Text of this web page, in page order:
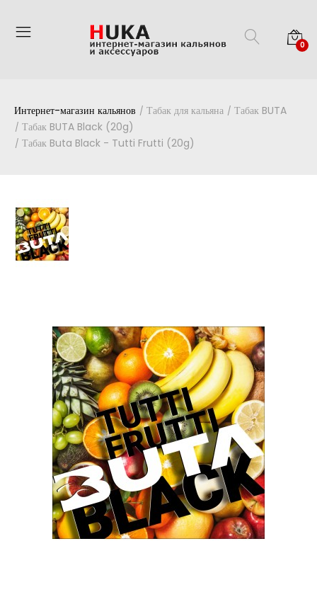
0
Интернет-магазин кальянов Табак для кальяна
Табак BUTA
Табак BUTA Black (20g)
Табак Buta Black - Tutti Frutti (20g)